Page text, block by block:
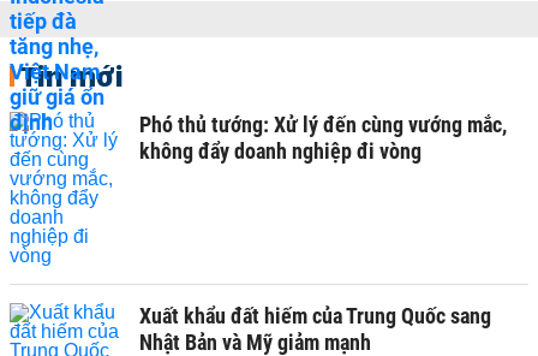
Tin mới
Phó thủ tướng: Xử lý đến cùng vướng mắc,
không đẩy doanh nghiệp đi vòng
Xuất khẩu đất hiếm của Trung Quốc sang
Nhật Bản và Mỹ giảm mạnh